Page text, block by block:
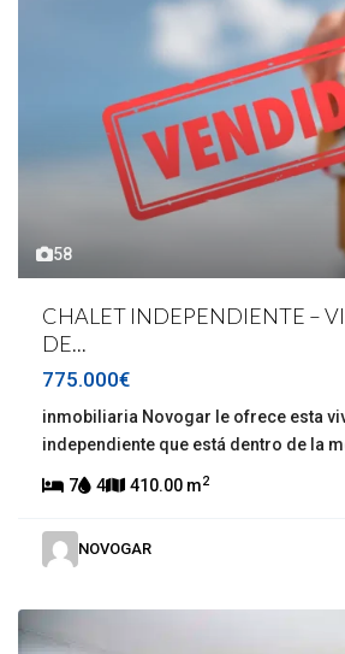
58
CHALET INDEPENDIENTE –
DE...
775.000€
inmobiliaria Novogar le ofrece esta
independiente que está dentro de la
7 4 410.00 m2
NOVOGAR